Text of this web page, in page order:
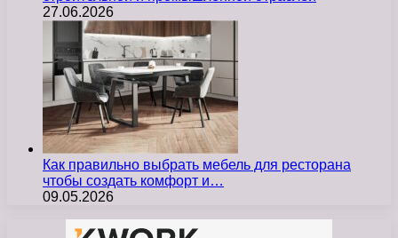
27.06.2026
Как правильно выбрать мебель для ресторана
чтобы создать комфорт и…
09.05.2026